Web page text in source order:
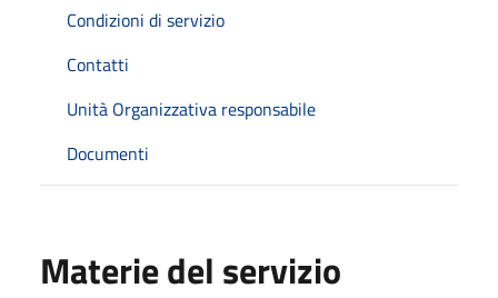
Condizioni di servizio
Contatti
Unità Organizzativa responsabile
Documenti
Materie del servizio